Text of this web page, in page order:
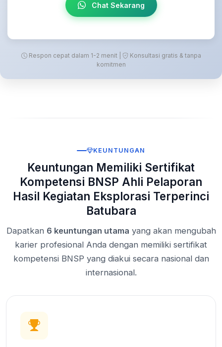
Chat Sekarang
Respon cepat dalam 1-2 menit |
Konsultasi gratis & tanpa
komitmen
KEUNTUNGAN
Keuntungan Memiliki Sertifikat
Kompetensi BNSP Ahli Pelaporan
Hasil Kegiatan Eksplorasi Terperinci
Batubara
Dapatkan 6 keuntungan utama yang akan mengubah
karier profesional Anda dengan memiliki sertifikat
kompetensi BNSP yang diakui secara nasional dan
internasional.